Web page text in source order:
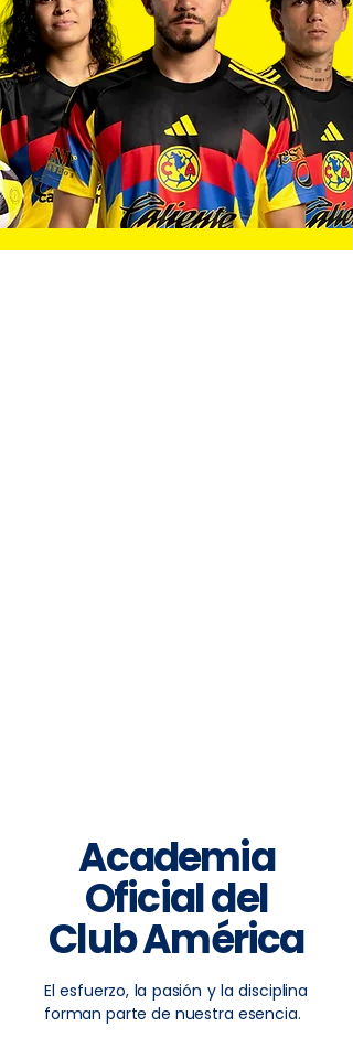
Academia
Oficial del
Club América
El esfuerzo, la pasión y la disciplina
forman parte de nuestra esencia.